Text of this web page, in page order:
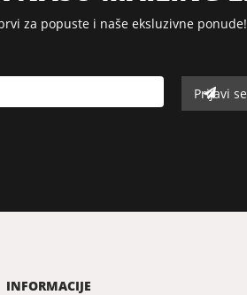
za popuste i naše eksluzivne ponude!
INFORMACIJE